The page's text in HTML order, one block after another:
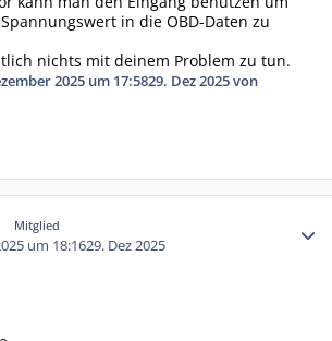
in die OBD-Daten zu
nichts mit deinem Problem zu tun.
2025 um 17:5829. Dez 2025von
Mitglied
um 18:1629. Dez 2025